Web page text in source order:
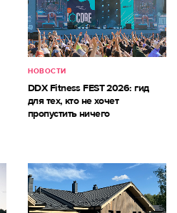
НОВОСТИ
DDX Fitness FEST 2026: гид
для тех, кто не хочет
пропустить ничего